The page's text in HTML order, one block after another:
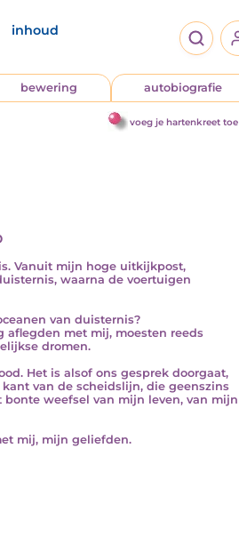
inhoud
bewering autobiografie
voeg je hartenkreet toe
Vanuit mijn hoge uitkijkpost,
waarna de voertuigen
van duisternis?
aflegden met mij, moesten reeds
dromen.
Het is alsof ons gesprek doorgaat,
van de scheidslijn, die geenszins
weefsel van mijn leven, van mijn
mij, mijn geliefden.